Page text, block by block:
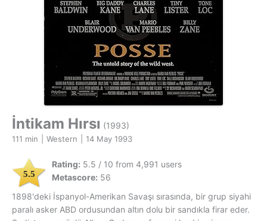
İntikam Hırsı (1993)
111 min Western 14 May 1993
5.5
Rating: 5.5 / 10 from 4,991 users
Metascore: 56
1898'deki İspanyol-Amerikan Savaşı sırasında, bir grup siyahi
paralı asker ABD ordusundan altın dolu bir sandıkla firar eder.